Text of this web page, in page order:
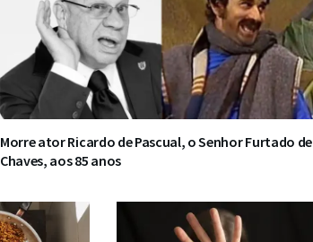
Morre ator Ricardo de Pascual, o Senhor Furtado de
Chaves, aos 85 anos